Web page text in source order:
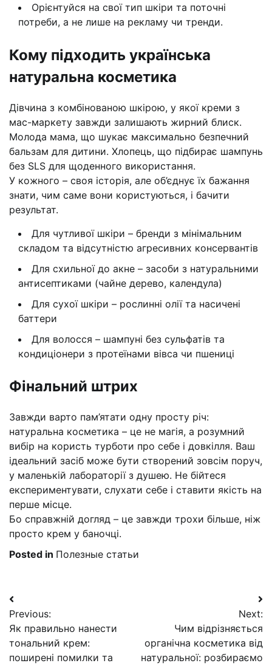
Орієнтуйся на свої тип шкіри та поточні
потреби, а не лише на рекламу чи тренди.
Кому підходить українська
натуральна косметика
Дівчина з комбінованою шкірою, у якої креми з
мас-маркету завжди залишають жирний блиск.
Молода мама, що шукає максимально безпечний
бальзам для дитини. Хлопець, що підбирає шампунь
без SLS для щоденного використання.
У кожного – своя історія, але об’єднує їх бажання
знати, чим саме вони користуються, і бачити
результат.
Для чутливої шкіри – бренди з мінімальним
складом та відсутністю агресивних консервантів
Для схильної до акне – засоби з натуральними
антисептиками (чайне дерево, календула)
Для сухої шкіри – рослинні олії та насичені
баттери
Для волосся – шампуні без сульфатів та
кондиціонери з протеїнами вівса чи пшениці
Фінальний штрих
Завжди варто пам’ятати одну просту річ:
натуральна косметика – це не магія, а розумний
вибір на користь турботи про себе і довкілля. Ваш
ідеальний засіб може бути створений зовсім поруч,
у маленькій лабораторії з душею. Не бійтеся
експериментувати, слухати себе і ставити якість на
перше місце.
Бо справжній догляд – це завжди трохи більше, ніж
просто крем у баночці.
Posted in Полезные статьи
Навигация
по
записям
Previous:
Як правильно нанести
тональний крем:
поширені помилки та
Next:
Чим відрізняється
органічна косметика від
натуральної: розбираємо